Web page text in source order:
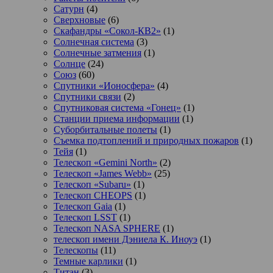
Сатурн (4)
Сверхновые (6)
Скафандры «Сокол-КВ2» (1)
Солнечная система (3)
Солнечные затмения (1)
Солнце (24)
Союз (60)
Спутники «Ионосфера» (4)
Спутники связи (2)
Спутниковая система «Гонец» (1)
Станции приема информации (1)
Суборбитальные полеты (1)
Съемка подтоплений и природных пожаров (1)
Тейя (1)
Телескоп «Gemini North» (2)
Телескоп «James Webb» (25)
Телескоп «Subaru» (1)
Телескоп CHEOPS (1)
Телескоп Gaia (1)
Телескоп LSST (1)
Телескоп NASA SPHERE (1)
телескоп имени Дэниела К. Иноуэ (1)
Телескопы (11)
Темные карлики (1)